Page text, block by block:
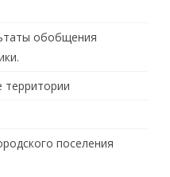
обобщения
территории
поселения